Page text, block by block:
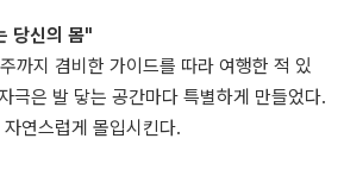
당신의 몸"
까지 겸비한 가이드를 따라 여행한 적 있
극은 발 닿는 공간마다 특별하게 만들었다.
연스럽게 몰입시킨다.